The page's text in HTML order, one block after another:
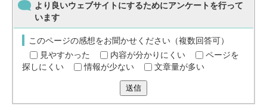
より良いウェブサイトにするためにアンケートを行って
います
このページの感想をお聞かせください（複数回答可）
見やすかった
内容が分かりにくい
ページを
探しにくい
情報が少ない 文章量が多い
送信